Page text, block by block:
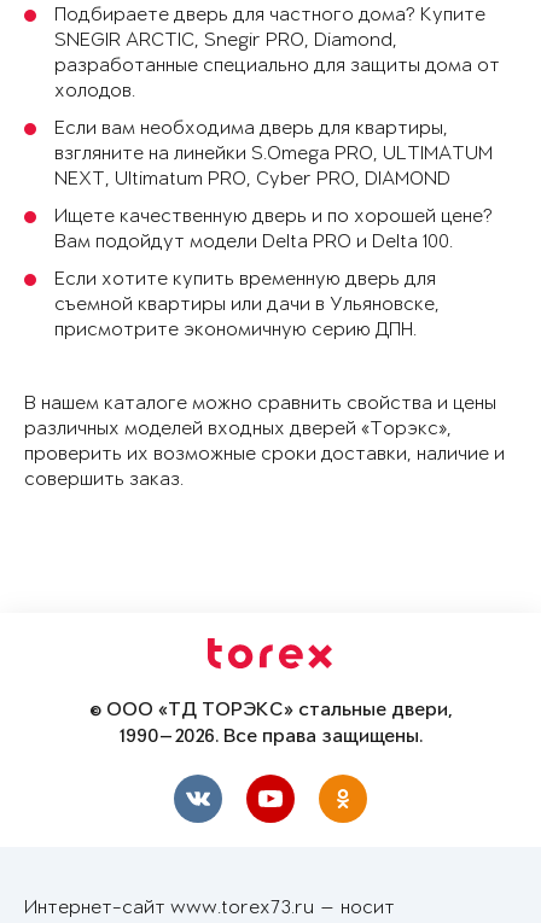
Подбираете дверь для частного дома? Купите
SNEGIR ARCTIC, Snegir PRO, Diamond,
разработанные специально для защиты дома от
холодов.
Если вам необходима дверь для квартиры,
взгляните на линейки S.Omega PRO, ULTIMATUM
NEXT, Ultimatum PRO, Cyber PRO, DIAMOND
Ищете качественную дверь и по хорошей цене?
Вам подойдут модели Delta PRO и Delta 100.
Если хотите купить временную дверь для
съемной квартиры или дачи в Ульяновске,
присмотрите экономичную серию ДПН.
В нашем каталоге можно сравнить свойства и цены
различных моделей входных дверей «Торэкс»,
проверить их возможные сроки доставки, наличие и
совершить заказ.
© ООО «ТД ТОРЭКС» стальные двери,
1990—2026. Все права защищены.
Интернет-сайт www.torex73.ru — носит